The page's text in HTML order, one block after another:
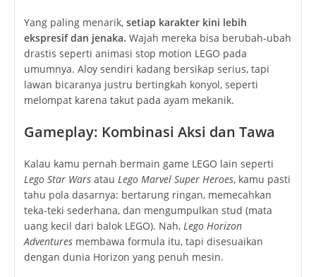
Yang paling menarik, setiap karakter kini lebih
ekspresif dan jenaka. Wajah mereka bisa berubah-ubah
drastis seperti animasi stop motion LEGO pada
umumnya. Aloy sendiri kadang bersikap serius, tapi
lawan bicaranya justru bertingkah konyol, seperti
melompat karena takut pada ayam mekanik.
Gameplay: Kombinasi Aksi dan Tawa
Kalau kamu pernah bermain game LEGO lain seperti
Lego Star Warsatau Lego Marvel Super Heroes, kamu pasti
tahu pola dasarnya: bertarung ringan, memecahkan
teka-teki sederhana, dan mengumpulkan stud (mata
uang kecil dari balok LEGO). Nah, Lego Horizon
Adventuresmembawa formula itu, tapi disesuaikan
dengan dunia Horizon yang penuh mesin.